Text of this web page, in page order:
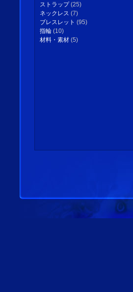
ストラップ(25)
ネックレス (7)
ブレスレット (95)
指輪 (10)
材料・素材 (5)